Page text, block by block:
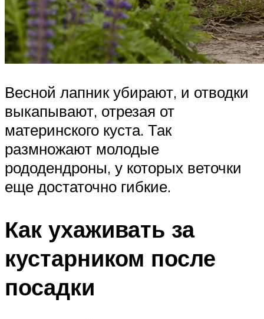
Весной лапник убирают, и отводки
выкапывают, отрезая от
материнского куста. Так
размножают молодые
рододендроны, у которых веточки
еще достаточно гибкие.
Как ухаживать за
кустарником после
посадки